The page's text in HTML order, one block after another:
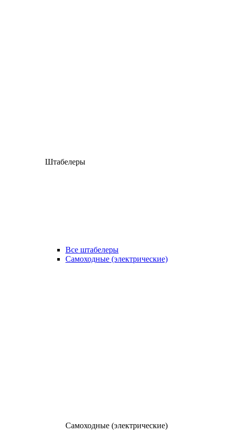
Штабелеры
Все штабелеры
Самоходные (электрические)
Самоходные (электрические)